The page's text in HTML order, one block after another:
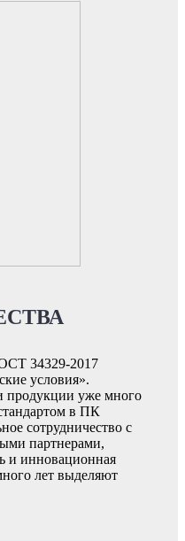
34329-2017
условия».
продукции уже много
в ПК
сотрудничество с
партнерами,
и инновационная
лет выделяют